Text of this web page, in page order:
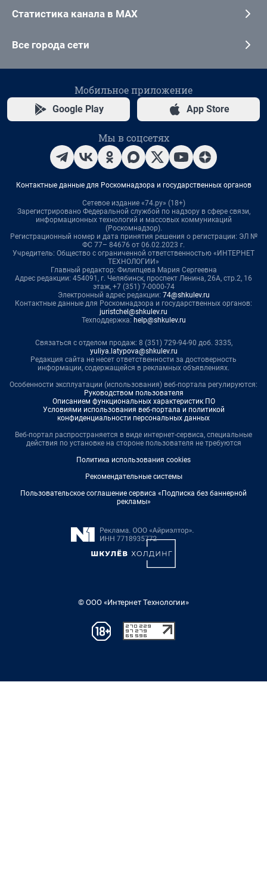
Статистика канала в MAX
Все города сети
Мобильное приложение
Google Play App Store
Мы в соцсетях
Контактные данные для Роскомнадзора и государственных органов
Сетевое издание «74.ру» (18+)
Зарегистрировано Федеральной службой по надзору в сфере связи,
информационных технологий и массовых коммуникаций
(Роскомнадзор).
Регистрационный номер и дата принятия решения о регистрации: ЭЛ №
ФС 77– 84676 от 06.02.2023 г.
Учредитель: Общество с ограниченной ответственностью «ИНТЕРНЕТ
ТЕХНОЛОГИИ»
Главный редактор: Филипцева Мария Сергеевна
Адрес редакции: 454091, г. Челябинск, проспект Ленина, 26А, стр.2, 16
этаж, +7 (351) 7-0000-74
Электронный адрес редакции: 74@shkulev.ru
Контактные данные для Роскомнадзора и государственных органов:
juristchel@shkulev.ru
Техподдержка: help@shkulev.ru
Связаться с отделом продаж: 8 (351) 729-94-90 доб. 3335,
yuliya.latypova@shkulev.ru
Редакция сайта не несет ответственности за достоверность
информации, содержащейся в рекламных объявлениях.
Особенности эксплуатации (использования) веб-портала регулируются:
Руководством пользователя
Описанием функциональных характеристик ПО
Условиями использования веб-портала и политикой
конфиденциальности персональных данных
Веб-портал распространяется в виде интернет-сервиса, специальные
действия по установке на стороне пользователя не требуются
Политика использования cookies
Рекомендательные системы
Пользовательское соглашение сервиса «Подписка без баннерной
рекламы»
© ООО «Интернет Технологии»